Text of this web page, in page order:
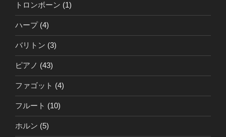
トロンボーン (1)
ハープ(4)
バリトン (3)
ピアノ (43)
ファゴット (4)
フルート (10)
ホルン (5)